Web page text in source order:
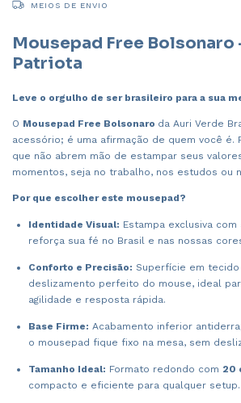
MEIOS DE ENVIO
Mousepad Free Bolsonaro
Patriota
Leve o orgulho de ser brasileiro para a sua
O Mousepad Free Bolsonaro da Auri Verde
acessório; é uma afirmação de quem você é.
que não abrem mão de estampar seus
momentos, seja no trabalho, nos estudos ou
Por que escolher este mousepad?
Identidade Visual: Estampa exclusiva
reforça sua fé no Brasil e nas nossas
Conforto e Precisão: Superfície em
deslizamento perfeito do mouse, ideal
agilidade e resposta rápida.
Base Firme: Acabamento inferior
o mousepad fique fixo na mesa, sem
Tamanho Ideal: Formato redondo com 20
compacto e eficiente para qualquer setup.